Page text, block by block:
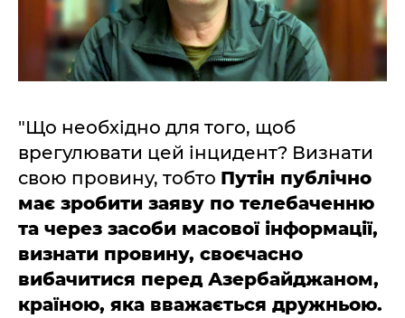
"Що необхідно для того, щоб
врегулювати цей інцидент? Визнати
свою провину, тобто Путін публічно
має зробити заяву по телебаченню
та через засоби масової інформації,
визнати провину, своєчасно
вибачитися перед Азербайджаном,
країною, яка вважається дружньою.